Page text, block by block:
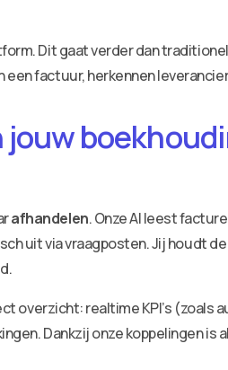
Dit gaat verder dan
factuur, herkennen
afhandelen. Onze AI leest
uit via vraagposten. Jij houdt
realtime KPI’s (zoals
Dankzij onze koppelingen is